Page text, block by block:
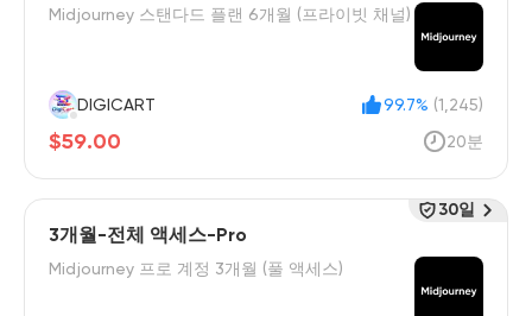
Midjourney 스탠다드 플랜 6개월 (프라이빗 채널)
DIGICART 99.7% (1,245)
$59.00 20분
3개월-전체 액세스-Pro
Midjourney 프로 계정 3개월 (풀 액세스)
30일